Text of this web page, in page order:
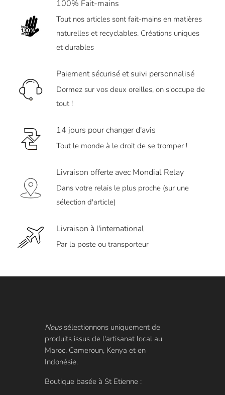
100% Fait-mains
Tout nos articles sont fait-mains en matières
naturelles et recyclables. Créations uniques
et durables
Paiement sécurisé et suivi personnalisé
Dormez sur vos deux oreilles, on s'occupe de
tout !
14 jours pour changer d'avis
Tout le monde à le droit de se tromper !
Livraison offerte avec Mondial Relay
Dans votre relais le plus proche (sur une
sélection d'article)
Livraison à l'international
Par la poste ou transporteur
Noussélectionnons uniquement de
produits issus de l'artisanat local au
Maroc, Cameroun, Kenya et en
Indonésie.
Boutique basée à St Etienne :